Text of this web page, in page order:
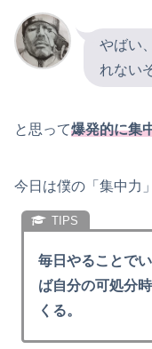
やばい
れない
と思って爆発的に集
今日は僕の「集中力
毎日やることで
ば自分の可処分
くる。